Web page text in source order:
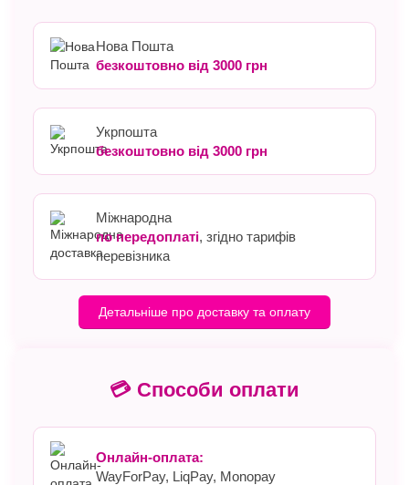
Нова Пошта
безкоштовно від 3000 грн
Укрпошта
безкоштовно від 3000 грн
Міжнародна
по передоплаті, згідно тарифів
перевізника
Детальніше про доставку та оплату
💳 Способи оплати
Онлайн-оплата:
WayForPay, LiqPay, Monopay